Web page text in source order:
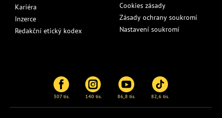
Kariéra
Inzerce
Redakční etický kodex
Cookies zásady
Zásady ochrany soukromí
Nastavení soukromí
307 tis. 140 tis. 86,8 tis. 82,6 tis.